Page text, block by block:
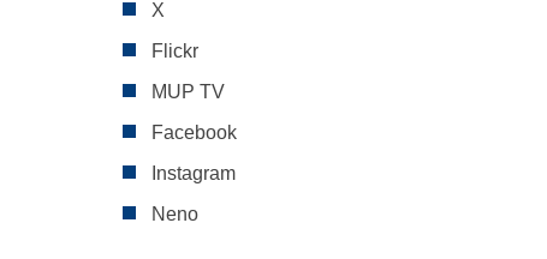
X
Flickr
MUP TV
Facebook
Instagram
Neno